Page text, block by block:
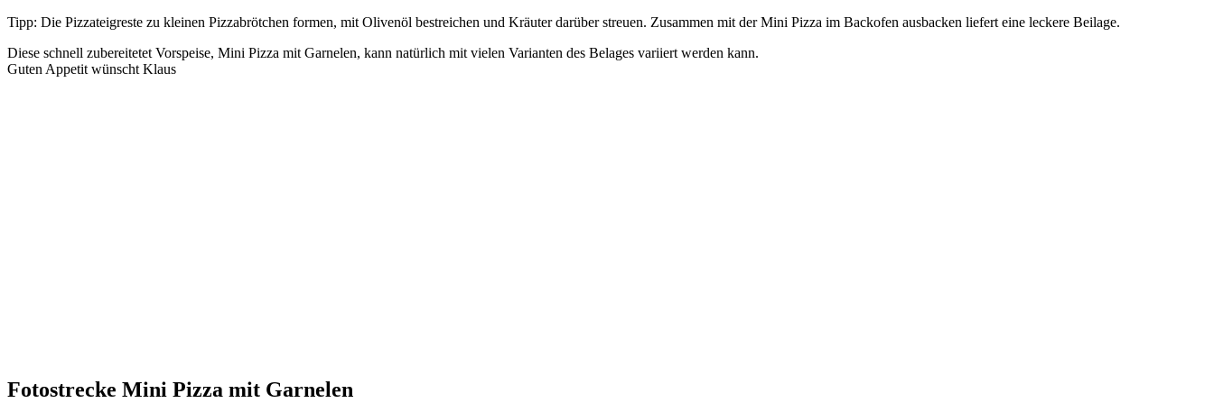
Tipp: Die Pizzateigreste zu kleinen Pizzabrötchen formen, mit Olivenöl bestreichen und Kräuter darüber streuen. Zusammen mit der Mini Pizza im Backofen ausbacken liefert eine leckere Beilage.
Diese schnell zubereitetet Vorspeise, Mini Pizza mit Garnelen, kann natürlich mit vielen Varianten des Belages variiert werden kann.
Guten Appetit wünscht Klaus
Fotostrecke Mini Pizza mit Garnelen